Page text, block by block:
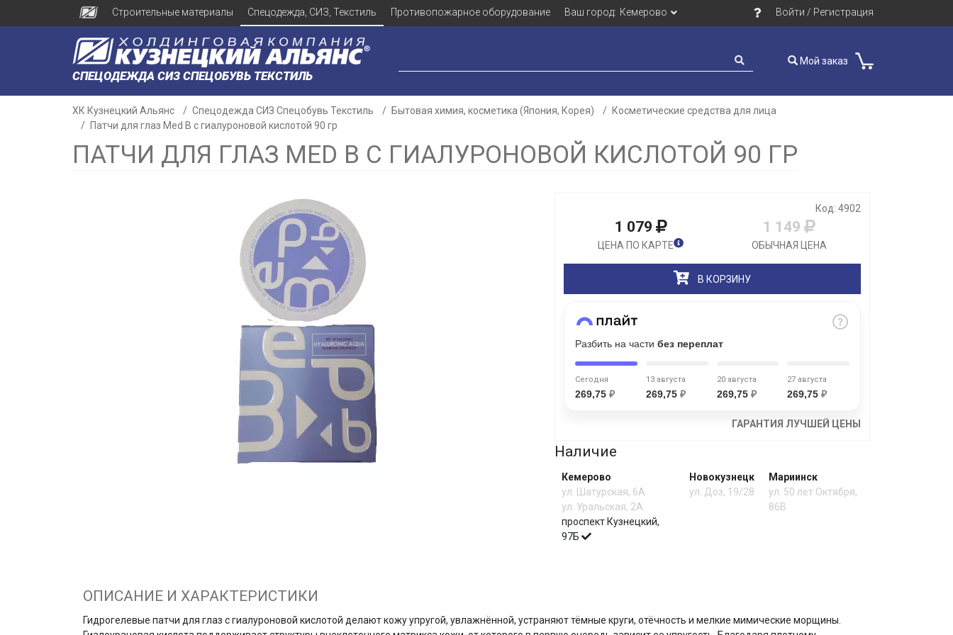
Строительные материалы Спецодежда, СИЗ, Текстиль Противопожарное оборудование Ваш город: Кемерово Войти / Регистрация
СПЕЦОДЕЖДА СИЗ СПЕЦОБУВЬ ТЕКСТИЛЬ
Мой заказ
ХК Кузнецкий Альянс Спецодежда СИЗ Спецобувь Текстиль Бытовая химия, косметика (Япония, Корея)
Косметические средства для лица
Патчи для глаз Med B с гиалуроновой кислотой 90 гр
ПАТЧИ ДЛЯ ГЛАЗ MED B С ГИАЛУРОНОВОЙ КИСЛОТОЙ 90 ГР
Код: 4902
1 079
ЦЕНА ПО КАРТЕ
1 149
ОБЫЧНАЯ ЦЕНА
В КОРЗИНУ
Разбить на части без переплат
Сегодня
269,75 ₽
13 августа
269,75 ₽
20 августа
269,75 ₽
27 августа
269,75₽
ГАРАНТИЯ ЛУЧШЕЙ ЦЕНЫ
Наличие
Кемерово
ул. Шатурская, 6А
ул. Уральская, 2А
проспект Кузнецкий,
97Б
Новокузнецк
ул. Доз, 19/28
Мариинск
ул. 50 лет Октября,
86В
ОПИСАНИЕ И ХАРАКТЕРИСТИКИ
Гидрогелевые патчи для глаз с гиалуроновой кислотой делают кожу упругой, увлажнённой, устраняют тёмные круги, отёчность и мелкие мимические морщины.
Разбейте
на части
График платежей
Сегодня
25%
Добавляйте товары
Оставшиеся 75 % будут списываться